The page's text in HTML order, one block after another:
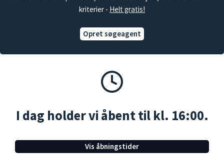
kriterier - Helt gratis!
Opret søgeagent
I dag holder vi åbent til kl. 16:00.
Vis åbningstider